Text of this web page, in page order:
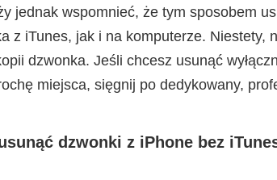
jednak wspomnieć, że tym sposobem
z iTunes, jak i na komputerze. Niestety,
dzwonka. Jeśli chcesz usunąć
miejsca, sięgnij po dedykowany,
dzwonki z iPhone bez